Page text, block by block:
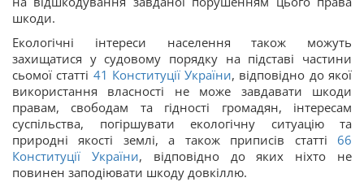
шкоди.
Екологічні інтереси населення також можуть
захищатися у судовому порядку на підставі частини
сьомої статті 41 Конституції України, відповідно до якої
використання власності не може завдавати шкоди
правам, свободам та гідності громадян, інтересам
суспільства, погіршувати екологічну ситуацію та
природні якості землі, а також приписів статті 66
Конституції України, відповідно до яких ніхто не
повинен заподіювати шкоду довкіллю.